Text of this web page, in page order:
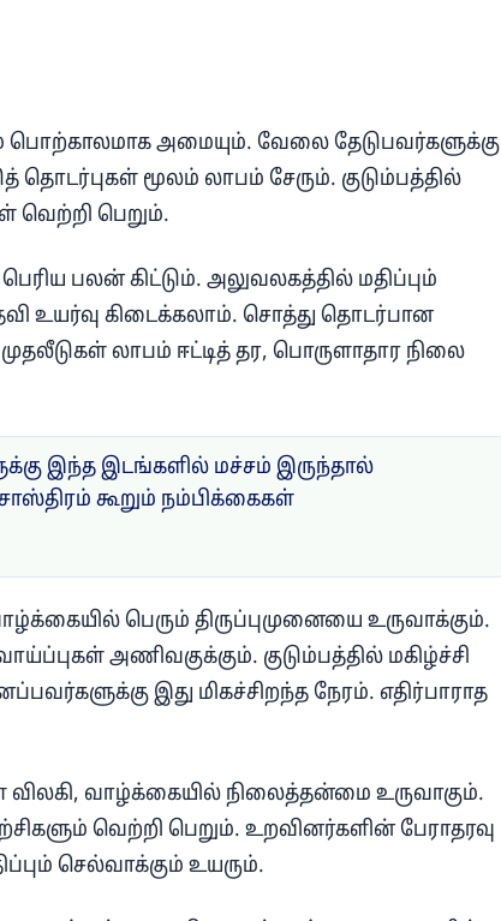
பொற்காலமாக அமையும். வேலை தேடுபவர்களுக்கு
தொடர்புகள் மூலம் லாபம் சேரும். குடும்பத்தில்
வெற்றி பெறும்.
பலன் கிட்டும். அலுவலகத்தில் மதிப்பும்
உயர்வு கிடைக்கலாம். சொத்து தொடர்பான
லாபம் ஈட்டித் தர, பொருளாதார நிலை
இந்த இடங்களில் மச்சம் இருந்தால்
கூறும் நம்பிக்கைகள்
பெரும் திருப்புமுனையை உருவாக்கும்.
அணிவகுக்கும். குடும்பத்தில் மகிழ்ச்சி
இது மிகச்சிறந்த நேரம். எதிர்பாராத
விலகி, வாழ்க்கையில் நிலைத்தன்மை உருவாகும்.
வெற்றி பெறும். உறவினர்களின் பேராதரவு
செல்வாக்கும் உயரும்.